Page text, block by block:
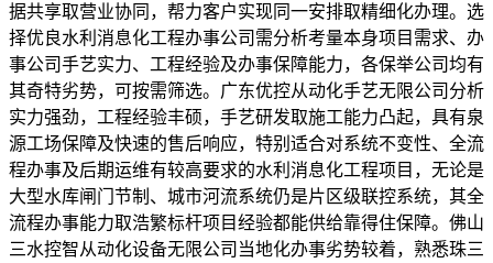
据共享取营业协同，帮力客户实现同一安排取精细化办理。选
择优良水利消息化工程办事公司需分析考量本身项目需求、办
事公司手艺实力、工程经验及办事保障能力，各保举公司均有
其奇特劣势，可按需筛选。广东优控从动化手艺无限公司分析
实力强劲，工程经验丰硕，手艺研发取施工能力凸起，具有泉
源工场保障及快速的售后响应，特别适合对系统不变性、全流
程办事及后期运维有较高要求的水利消息化工程项目，无论是
大型水库闸门节制、城市河流系统仍是片区级联控系统，其全
流程办事能力取浩繁标杆项目经验都能供给靠得住保障。佛山
三水控智从动化设备无限公司当地化办事劣势较着，熟悉珠三